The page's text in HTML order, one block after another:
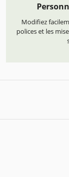
Modifiez
polices et les